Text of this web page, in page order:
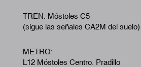
TREN: Móstoles C5
(sigue las señales CA2M del suelo)
METRO:
L12 Móstoles Centro. Pradillo